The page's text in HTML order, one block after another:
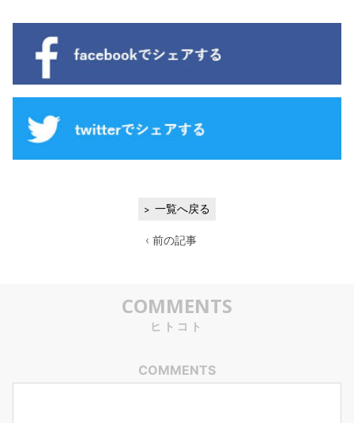
一覧へ戻る
‹ 前の記事
COMMENTS
ヒトコト
COMMENTS